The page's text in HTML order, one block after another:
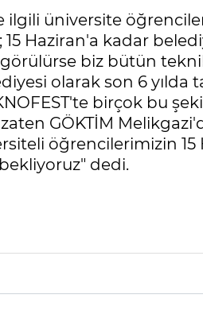
ilgili üniversite
Haziran'a kadar
biz bütün
olarak son 6 yılda
birçok bu
GÖKTİM
öğrencilerimizin 15
dedi.